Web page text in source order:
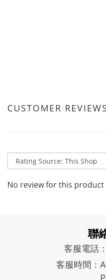
CUSTOMER REVIEWS
No review for this product
聯
客服電話
客服時間：
PM-